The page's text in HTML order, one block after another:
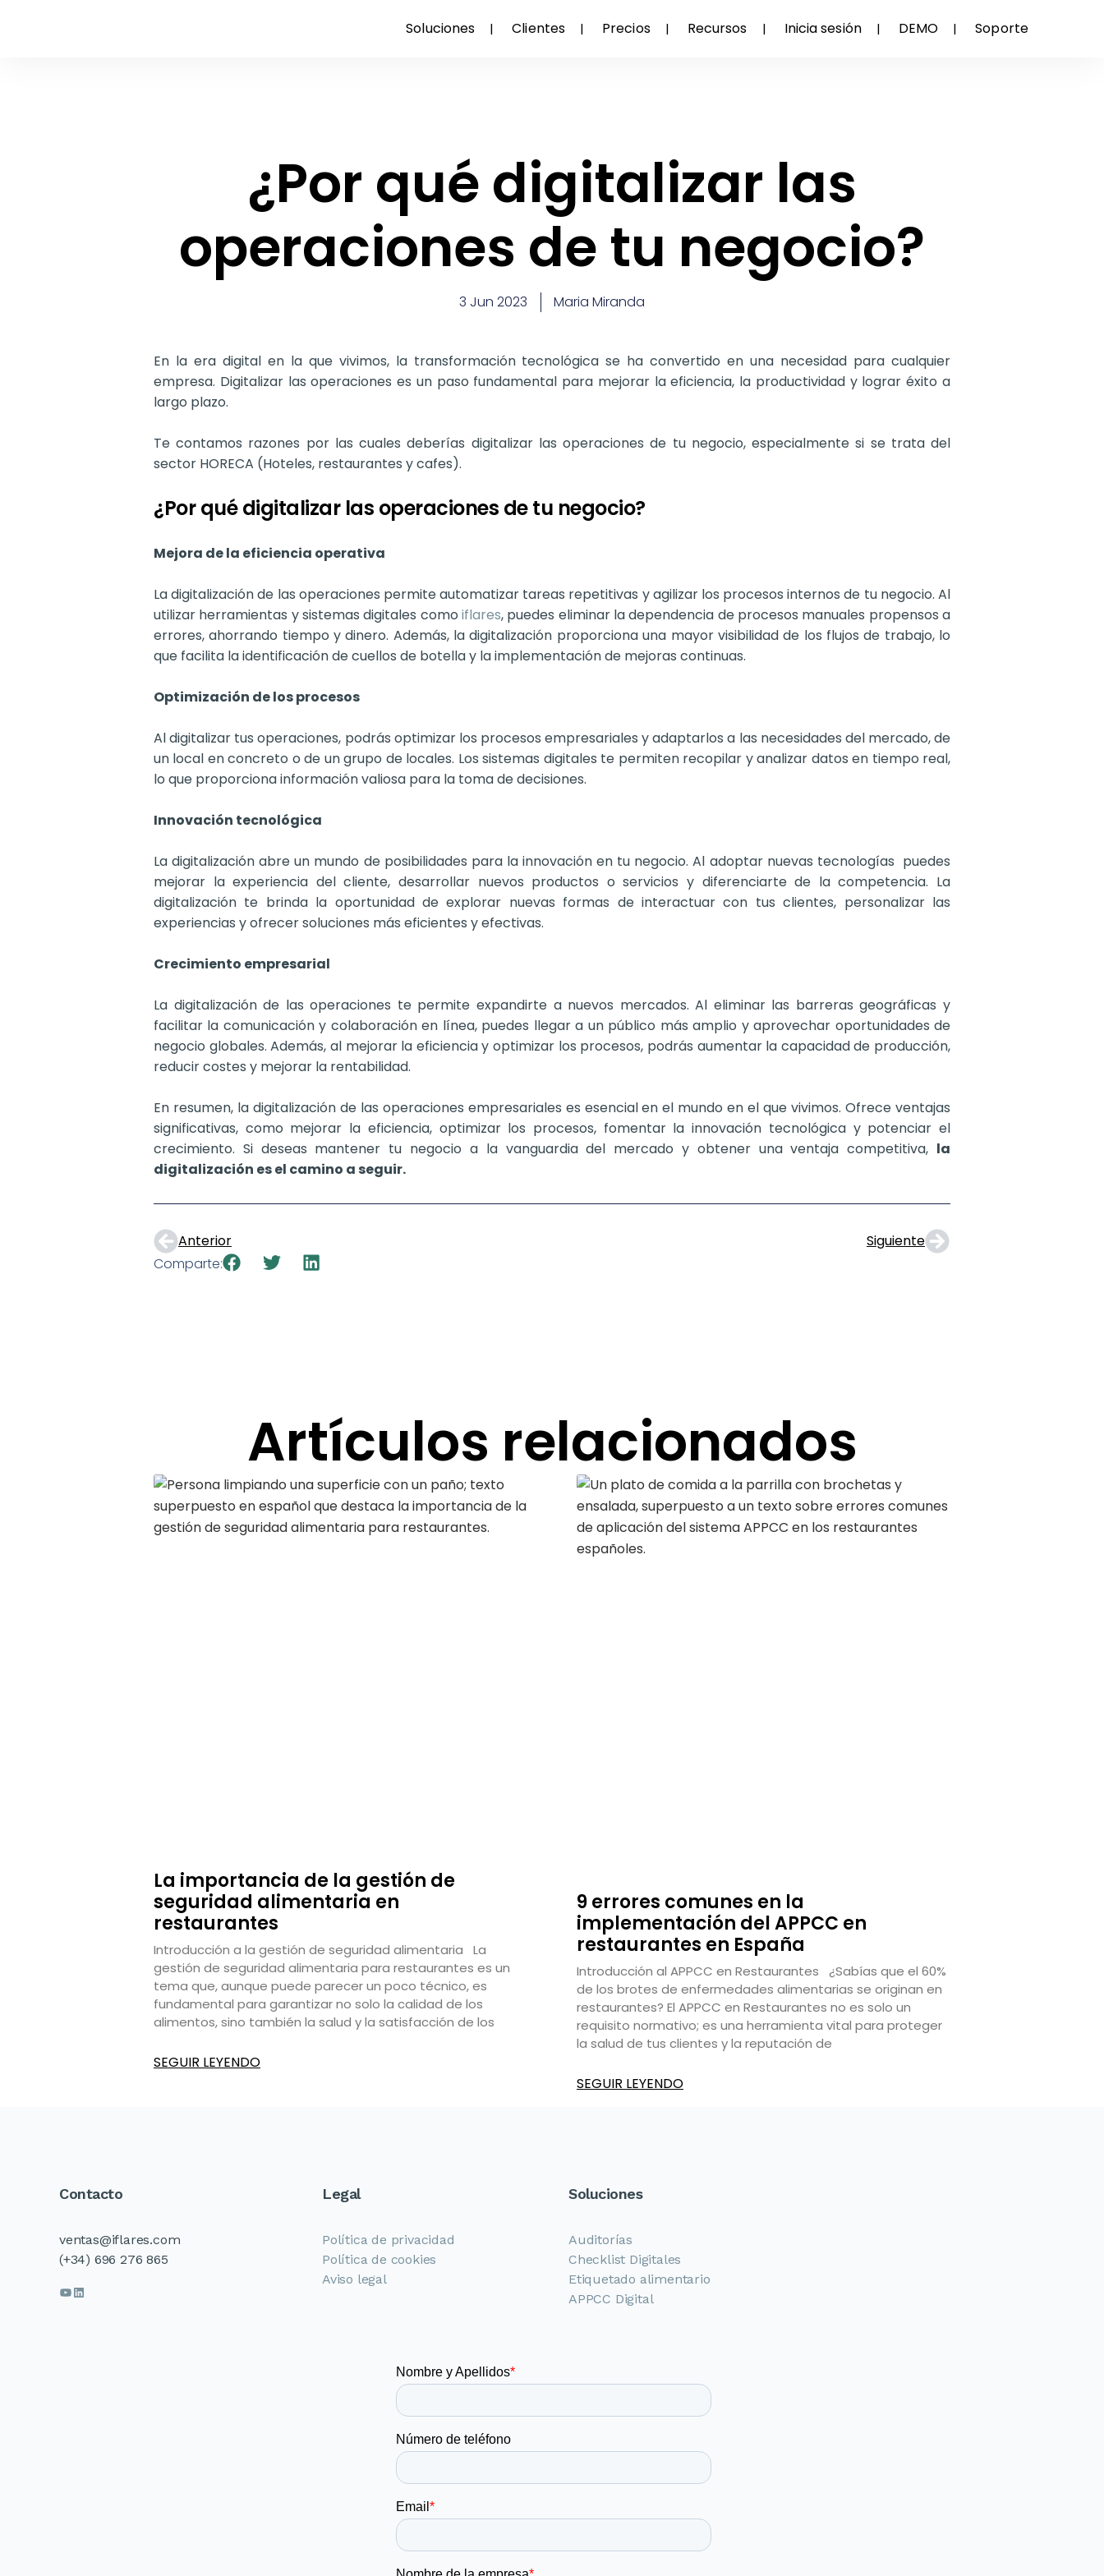
Soluciones Clientes Precios Recursos Inicia sesión DEMO Soporte
¿Por qué digitalizar las
operaciones de tu negocio?
3 Jun 2023 Maria Miranda
En la era digital en la que vivimos, la transformación tecnológica se ha convertido en una necesidad para cualquier
empresa. Digitalizar las operaciones es un paso fundamental para mejorar la eficiencia, la productividad y lograr éxito a
largo plazo.
Te contamos razones por las cuales deberías digitalizar las operaciones de tu negocio, especialmente si se trata del
sector HORECA (Hoteles, restaurantes y cafes).
¿Por qué digitalizar las operaciones de tu negocio?
Mejora de la eficiencia operativa
La digitalización de las operaciones permite automatizar tareas repetitivas y agilizar los procesos internos de tu negocio. Al
utilizar herramientas y sistemas digitales como iflares, puedes eliminar la dependencia de procesos manuales propensos a
errores, ahorrando tiempo y dinero. Además, la digitalización proporciona una mayor visibilidad de los flujos de trabajo, lo
que facilita la identificación de cuellos de botella y la implementación de mejoras continuas.
Optimización de los procesos
Al digitalizar tus operaciones, podrás optimizar los procesos empresariales y adaptarlos a las necesidades del mercado, de
un local en concreto o de un grupo de locales. Los sistemas digitales te permiten recopilar y analizar datos en tiempo real,
lo que proporciona información valiosa para la toma de decisiones.
Innovación tecnológica
La digitalización abre un mundo de posibilidades para la innovación en tu negocio. Al adoptar nuevas tecnologías puedes
mejorar la experiencia del cliente, desarrollar nuevos productos o servicios y diferenciarte de la competencia. La
digitalización te brinda la oportunidad de explorar nuevas formas de interactuar con tus clientes, personalizar las
experiencias y ofrecer soluciones más eficientes y efectivas.
Crecimiento empresarial
La digitalización de las operaciones te permite expandirte a nuevos mercados. Al eliminar las barreras geográficas y
facilitar la comunicación y colaboración en línea, puedes llegar a un público más amplio y aprovechar oportunidades de
negocio globales. Además, al mejorar la eficiencia y optimizar los procesos, podrás aumentar la capacidad de producción,
reducir costes y mejorar la rentabilidad.
En resumen, la digitalización de las operaciones empresariales es esencial en el mundo en el que vivimos. Ofrece ventajas
significativas, como mejorar la eficiencia, optimizar los procesos, fomentar la innovación tecnológica y potenciar el
crecimiento. Si deseas mantener tu negocio a la vanguardia del mercado y obtener una ventaja competitiva, la
digitalización es el camino a seguir.
Anterior
Siguiente
Comparte:
Artículos relacionados
La importancia de la gestión de
seguridad alimentaria en
restaurantes
Introducción a la gestión de seguridad alimentaria La
gestión de seguridad alimentaria para restaurantes es un
tema que, aunque puede parecer un poco técnico, es
fundamental para garantizar no solo la calidad de los
alimentos, sino también la salud y la satisfacción de los
SEGUIR LEYENDO
9 errores comunes en la
implementación del APPCC en
restaurantes en España
Introducción al APPCC en Restaurantes ¿Sabías que el 60%
de los brotes de enfermedades alimentarias se originan en
restaurantes? El APPCC en Restaurantes no es solo un
requisito normativo; es una herramienta vital para proteger
la salud de tus clientes y la reputación de
SEGUIR LEYENDO
Contacto
ventas@iflares.com
(+34) 696 276 865
Legal
Política de privacidad
Política de cookies
Aviso legal
Soluciones
Auditorías
Checklist Digitales
Etiquetado alimentario
APPCC Digital